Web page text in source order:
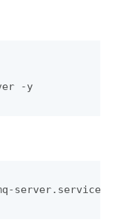
server.service